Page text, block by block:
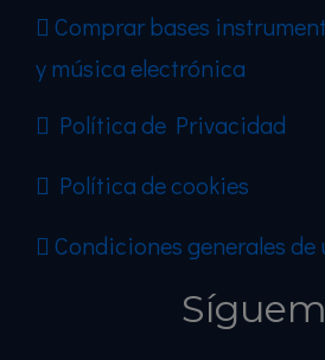
Comprar bases
y música electrónica
Política de Privacidad
Política de cookies
Condiciones generales de